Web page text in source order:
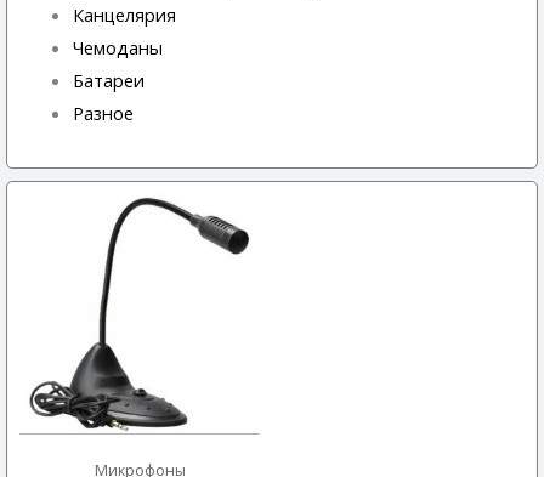
Канцелярия
Чемоданы
Батареи
Разное
Микрофоны